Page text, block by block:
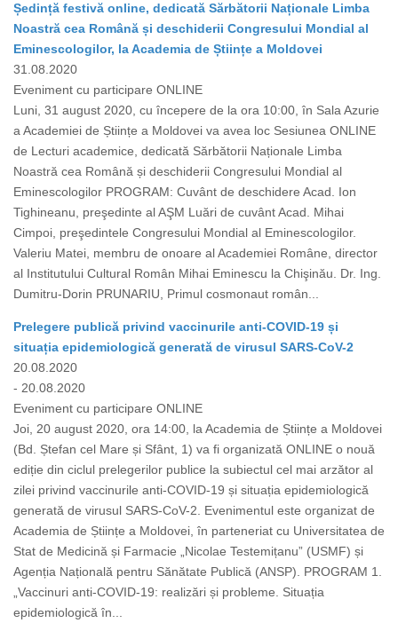
Ședință festivă online, dedicată Sărbătorii Naționale Limba
Noastră cea Română și deschiderii Congresului Mondial al
Eminescologilor, la Academia de Științe a Moldovei
31.08.2020
Eveniment cu participare ONLINE
Luni, 31 august 2020, cu începere de la ora 10:00, în Sala Azurie
a Academiei de Științe a Moldovei va avea loc Sesiunea ONLINE
de Lecturi academice, dedicată Sărbătorii Naționale Limba
Noastră cea Română și deschiderii Congresului Mondial al
Eminescologilor PROGRAM: Cuvânt de deschidere Acad. Ion
Tighineanu, preşedinte al AŞM Luări de cuvânt Acad. Mihai
Cimpoi, preşedintele Congresului Mondial al Eminescologilor.
Valeriu Matei, membru de onoare al Academiei Române, director
al Institutului Cultural Român Mihai Eminescu la Chişinău. Dr. Ing.
Dumitru-Dorin PRUNARIU, Primul cosmonaut român...
Prelegere publică privind vaccinurile anti-COVID-19 și
situația epidemiologică generată de virusul SARS-CoV-2
20.08.2020
- 20.08.2020
Eveniment cu participare ONLINE
Joi, 20 august 2020, ora 14:00, la Academia de Științe a Moldovei
(Bd. Ștefan cel Mare și Sfânt, 1) va fi organizată ONLINE o nouă
ediție din ciclul prelegerilor publice la subiectul cel mai arzător al
zilei privind vaccinurile anti-COVID-19 și situația epidemiologică
generată de virusul SARS-CoV-2. Evenimentul este organizat de
Academia de Științe a Moldovei, în parteneriat cu Universitatea de
Stat de Medicină și Farmacie „Nicolae Testemițanu” (USMF) și
Agenția Națională pentru Sănătate Publică (ANSP). PROGRAM 1.
„Vaccinuri anti-COVID-19: realizări și probleme. Situația
epidemiologică în...